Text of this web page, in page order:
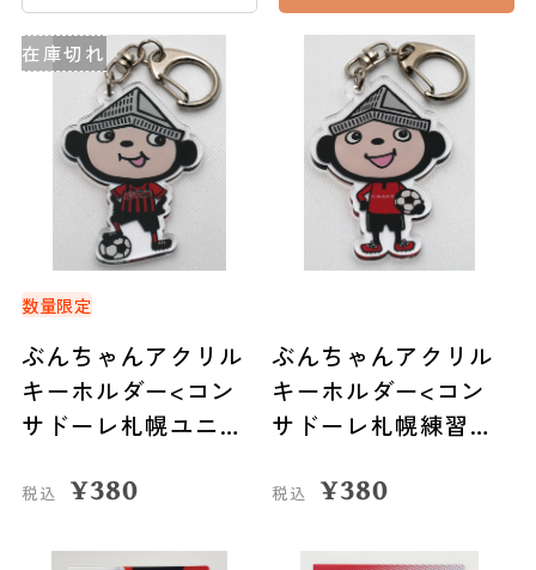
在庫切れ
数量限定
ぶんちゃんアクリル
キーホルダー<コン
サドーレ札幌ユニフ
税込 ¥380
ぶんちゃんアクリル
キーホルダー<コン
サドーレ札幌練習着
税込 ¥380